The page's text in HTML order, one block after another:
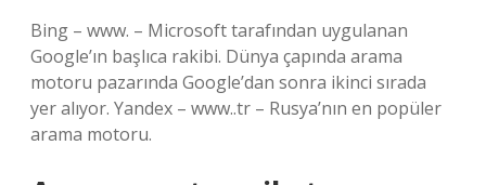
Bing – www. – Microsoft tarafından uygulanan
Google’ın başlıca rakibi. Dünya çapında arama
motoru pazarında Google’dan sonra ikinci sırada
yer alıyor. Yandex – www..tr – Rusya’nın en popüler
arama motoru.